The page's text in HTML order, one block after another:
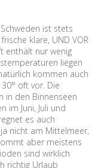
ist stets
klare, UND VOR
enthält nur wenig
liegen
kommen auch
oft vor. Die
in den Binnenseen
im Juni, Juli und
es auch
nicht am Mittelmeer,
aber meistens
sind wirklich
richtig Urlaub